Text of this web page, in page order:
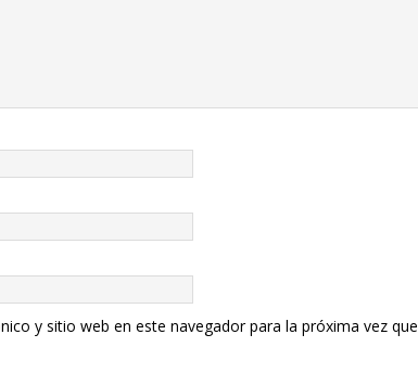
y sitio web en este navegador para la próxima vez que